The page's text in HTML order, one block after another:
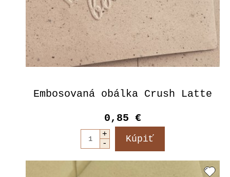
Embosovaná obálka Crush Latte
0,85 €